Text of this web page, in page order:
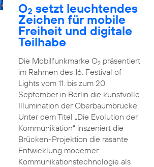
O2 setzt leuchtendes
Zeichen für mobile
Freiheit und digitale
Teilhabe
Die Mobilfunkmarke O2präsentiert
im Rahmen des 16. Festival of
Lights vom 11. bis zum 20.
September in Berlin die kunstvolle
Illumination der Oberbaumbrücke.
Unter dem Titel „Die Evolution der
Kommunikation“ inszeniert die
Brücken-Projektion die rasante
Entwicklung moderner
Kommunikationstechnologie als